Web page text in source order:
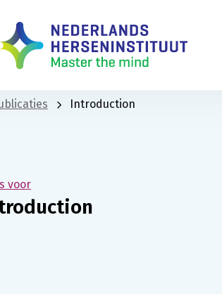
Introduction
voor